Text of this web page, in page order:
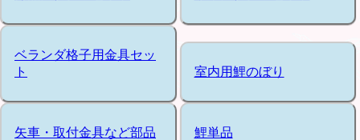
ベランダ格子用金具セッ
ト
室内用鯉のぼり
矢車・取付金具など部品 鯉単品